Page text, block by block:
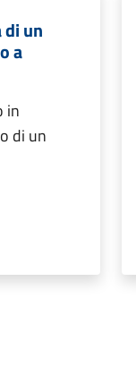
un
a
in
di un